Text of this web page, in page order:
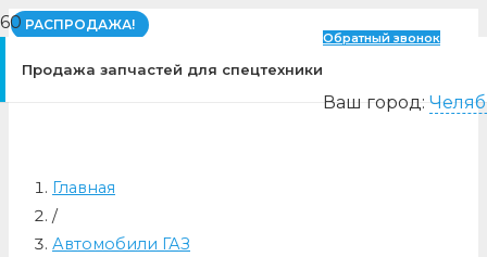
Продажа запчастей для спецтехники
Обратный звонок
Ваш город:
Главная
/
Автомобили ГАЗ
РАСПРОДАЖА!